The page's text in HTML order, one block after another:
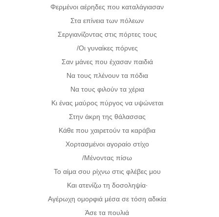
Φερμένοι αέρηδες που καταλάγιασαν
Στα επίνεια των πόλεων
Σεργιανίζοντας στις πόρτες τους
/Οι γυναίκες πόρνες
Σαν μάνες που έχασαν παιδιά
Να τους πλένουν τα πόδια
Να τους φιλούν τα χέρια
Κι ένας μαύρος πύργος να υψώνεται
Στην άκρη της θάλασσας
Κάθε που χαιρετούν τα καράβια
Χορτασμένοι αγοραίο στίχο
/Μένοντας πίσω
Το αίμα σου ρίχνω στις φλέβες μου
Και ατενίζω τη δοσοληψία·
Αγέρωχη ομορφιά μέσα σε τόση αδικία
Άσε τα πουλιά